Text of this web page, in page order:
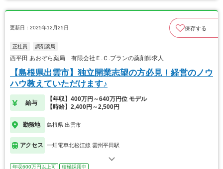
更新日：2025年12月25日 保存する
正社員 調剤薬局
西平田 あおぞら薬局 有限会社Ｅ.Ｃ.プランの薬剤師求人
【島根県出雲市】独立開業志望の方必見！経営のノウ
ハウ教えていただけます♪
給与
【年収】400万円～640万円位 モデル
【時給】2,400円～2,500円
勤務地 島根県 出雲市
アクセス 一畑電車北松江線 雲州平田駅
年収600万円以上可 積極採用中